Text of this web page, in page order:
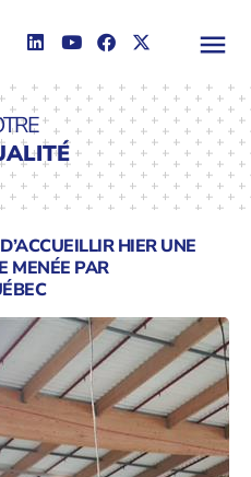
HIER UNE
MENÉE PAR